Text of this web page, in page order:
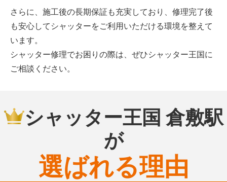
さらに、施工後の長期保証も充実しており、修理完了後
も安心してシャッターをご利用いただける環境を整えて
います。
シャッター修理でお困りの際は、ぜひシャッター王国に
ご相談ください。
シャッター王国 倉敷駅
が
選ばれる理由